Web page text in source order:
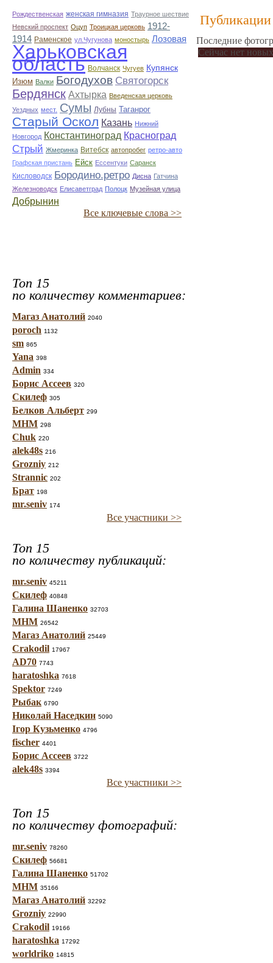
Рождественская женская гимназия Траурное шествие
Невский проспект Оцуп Троицкая церковь 1912-
1914 Раменское ул.Чугунова моностырь Лозовая
Харьковская
область Волчанск Чугуев Купянск
Изюм Валки Богодухов Святогорск
Бердянск Ахтырка Введенская церковь
Уездных мест. Сумы Лубны Таганрог
Старый Оскол Казань Нижний
Новгород Константиноград Красноград
Стрый Жмеринка Витебск автопробег ретро-авто
Графская пристань Ейск Ессентуки Саранск
Кисловодск Бородино.ретро Дисна Гатчина
Железноводск Елисаветград Полоцк Музейная улица
Добрынин
Все ключевые слова >>
Топ 15
по количеству комментариев:
Магаз Анатолий 2040
poroch 1132
sm 865
Yana 398
Admin 334
Борис Ассеев 320
Скилеф 305
Белков Альберт 299
МНМ 298
Chuk 220
alek48s 216
Grozniy 212
Strannic 202
Брат 198
mr.seniv 174
Все участники >>
Топ 15
по количеству публикаций:
mr.seniv 45211
Скилеф 40848
Галина Шаненко 32703
МНМ 26542
Магаз Анатолий 25449
Crakodil 17967
AD70 7743
haratoshka 7618
Spektor 7249
Рыбак 6790
Николай Наседкин 5090
Ігор Кузьменко 4796
fischer 4401
Борис Ассеев 3722
alek48s 3394
Все участники >>
Топ 15
по количеству фотографий:
mr.seniv 78260
Скилеф 56681
Галина Шаненко 51702
МНМ 35166
Магаз Анатолий 32292
Grozniy 22990
Crakodil 19166
haratoshka 17292
worldriko 14815
Публикации
Последние
Сейчас нет